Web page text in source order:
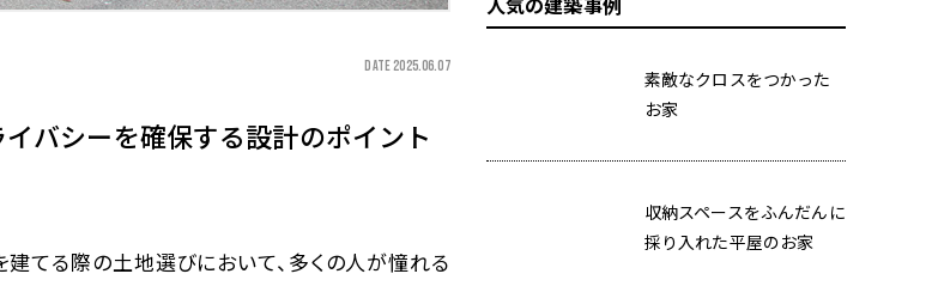
DATE 2025.06.07
バシーを確保する設計のポイント
てる際の土地選びにおいて、多くの人が憧れる
素敵なクロスをつかった
お家
収納スペースをふんだんに
採り入れた平屋のお家